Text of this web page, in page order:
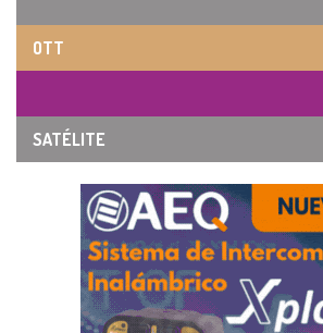
OTT
SATÉLITE